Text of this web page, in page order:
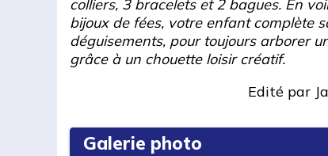
colliers, 3 bracelets et 2 bagues. En
bijoux de fées, votre enfant complète
déguisements, pour toujours arborer
grâce à un chouette loisir créatif.
Edité par
Galerie photo